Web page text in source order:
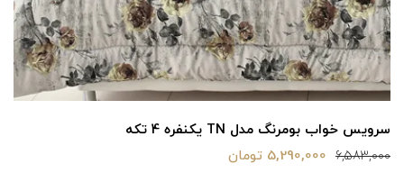
سرویس خواب بومرنگ مدل melika2 یکنفره 4 تکه
8,183,000 6,590,000 تومان